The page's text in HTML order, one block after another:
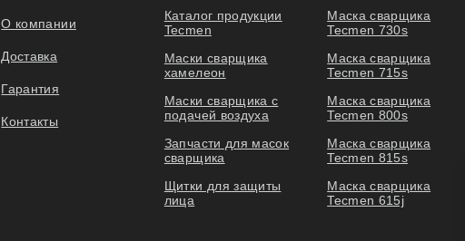
О компании
Доставка
Гарантия
Контакты
Каталог продукции
Tecmen
Маски сварщика
хамелеон
Маски сварщика с
подачей воздуха
Запчасти для масок
сварщика
Щитки для защиты
лица
Маска сварщика
Tecmen 730s
Маска сварщика
Tecmen 715s
Маска сварщика
Tecmen 800s
Маска сварщика
Tecmen 815s
Маска сварщика
Tecmen 615j